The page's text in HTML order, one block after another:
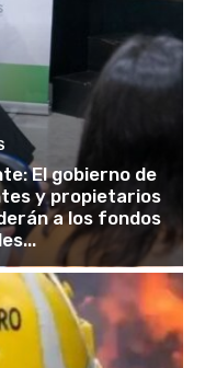
El gobierno de
y propietarios
a los fondos